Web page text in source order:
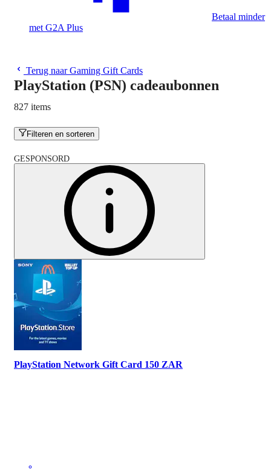
Betaal minder
met G2A Plus
Terug naar Gaming Gift Cards
PlayStation (PSN) cadeaubonnen
827 items
Filteren en sorteren
GESPONSORD
PlayStation Network Gift Card 150 ZAR